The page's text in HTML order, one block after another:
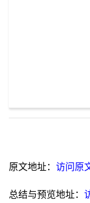
原文地址： 访问原
总结与预览地址：